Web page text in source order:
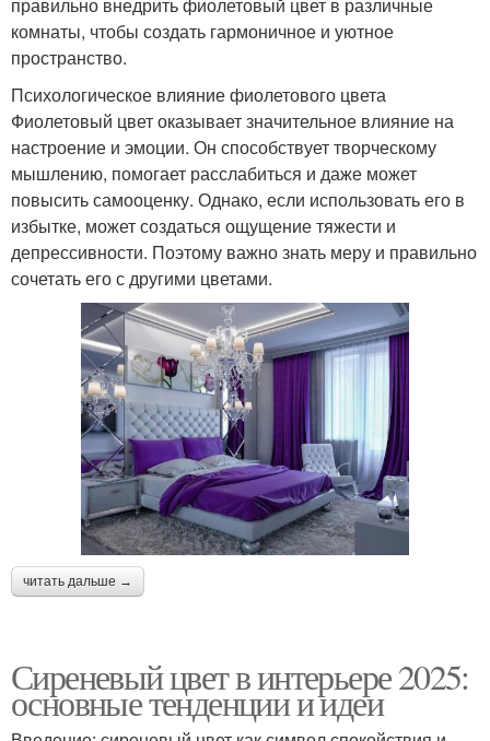
комнаты, чтобы создать гармоничное и уютное
пространство.
Психологическое влияние фиолетового цвета
Фиолетовый цвет оказывает значительное влияние на
настроение и эмоции. Он способствует творческому
мышлению, помогает расслабиться и даже может
повысить самооценку. Однако, если использовать его в
избытке, может создаться ощущение тяжести и
депрессивности. Поэтому важно знать меру и правильно
сочетать его с другими цветами.
читать дальше →
Сиреневый цвет в интерьере 2025:
основные тенденции и идеи